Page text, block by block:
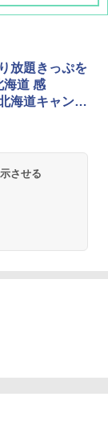
ーズ
歩き方D アジア
山善] ポップアッ
畳める パッとサ
フルクローズ メ
テント キャンプ
ク) 着替えテン
が透けない】 1
災害用トイレ ビ
プテント 携帯 簡
チ アウトドアパ
ト付 折りたたみ
整 軽量 収納袋付
剤 2個セット 2
間倍増 衛生的
放題きっぷを
道 感
海道キャンペ
させる